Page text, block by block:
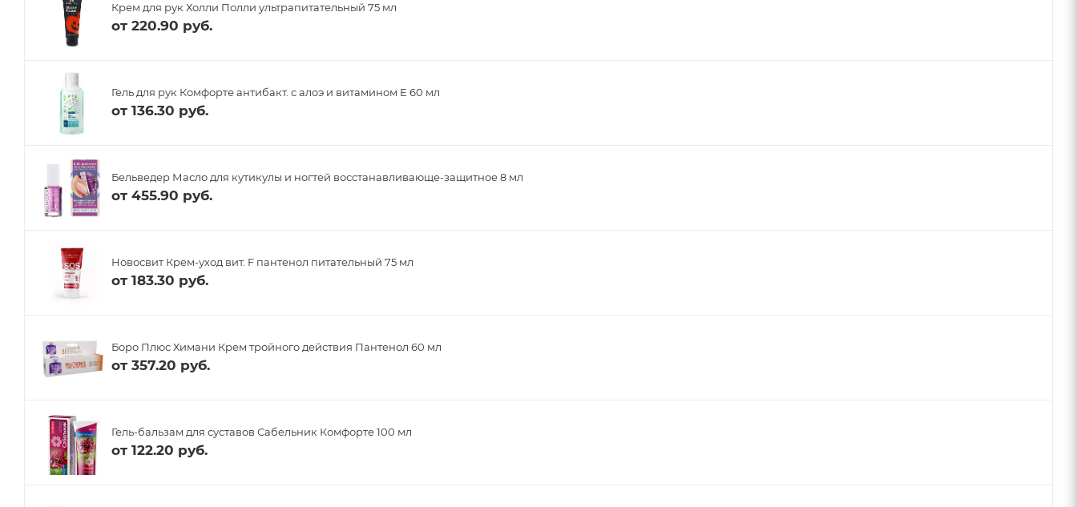
Крем для рук Холли Полли ультрапитательный 75 мл
от 220.90 руб.
Гель для рук Комфорте антибакт. с алоэ и витамином Е 60 мл
от 136.30 руб.
Бельведер Масло для кутикулы и ногтей восстанавливающе-защитное 8 мл
от 455.90 руб.
Новосвит Крем-уход вит. F пантенол питательный 75 мл
от 183.30 руб.
Боро Плюс Химани Крем тройного действия Пантенол 60 мл
от 357.20 руб.
Гель-бальзам для суставов Сабельник Комфорте 100 мл
от 122.20 руб.